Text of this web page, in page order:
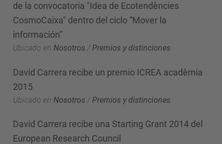
de la convocatoria "Idea de Ecotendències
CosmoCaixa" dentro del ciclo “Mover la
información”
Ubicado en Nosotros /Premios y distinciones
David Carrera recibe un premio ICREA acadèmia
2015
Ubicado en Nosotros / Premios y distinciones
David Carrera recibe una Starting Grant 2014 del
European Research Council